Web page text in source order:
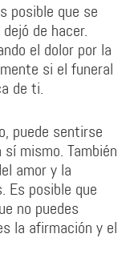
posible que se
de hacer.
el dolor por la
si el funeral
de ti.
puede sentirse
mismo. También
amor y la
Es posible que
no puedes
la afirmación y el